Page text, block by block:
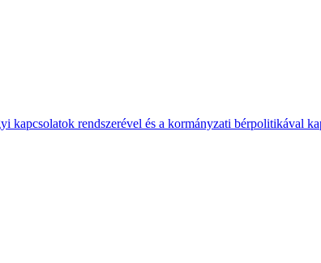
kapcsolatok rendszerével és a kormányzati bérpolitikával